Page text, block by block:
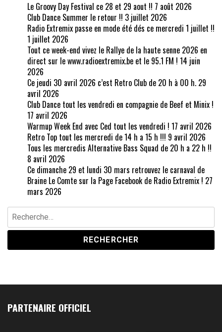
Le Groovy Day Festival ce 28 et 29 aout !! 7 août 2026
Club Dance Summer le retour !! 3 juillet 2026
Radio Extremix passe en mode été dés ce mercredi 1 juillet !!
1 juillet 2026
Tout ce week-end vivez le Rallye de la haute senne 2026 en
direct sur le www.radioextremix.be et le 95.1 FM ! 14 juin
2026
Ce jeudi 30 avril 2026 c’est Retro Club de 20 h à 00 h. 29
avril 2026
Club Dance tout les vendredi en compagnie de Beef et Minix !
17 avril 2026
Warmup Week End avec Ced tout les vendredi ! 17 avril 2026
Retro Top tout les mercredi de 14 h a 15 h !!! 9 avril 2026
Tous les mercredis Alternative Bass Squad de 20 h a 22 h !!
8 avril 2026
Ce dimanche 29 et lundi 30 mars retrouvez le carnaval de
Braine Le Comte sur la Page Facebook de Radio Extremix ! 27
mars 2026
Rechercher :
PARTENAIRE OFFICIEL